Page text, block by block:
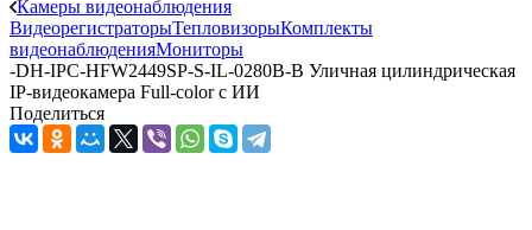
Камеры видеонаблюдения
ВидеорегистраторыТепловизорыКомплекты
видеонаблюденияМониторы
-DH-IPC-HFW2449SP-S-IL-0280B-B Уличная цилиндрическая
IP-видеокамера Full-color с ИИ
Поделиться